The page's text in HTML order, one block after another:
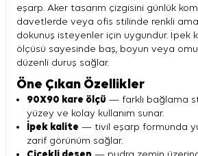
eşarp. Aker tasarım çizgisini günlük
davetlerde veya ofis stilinde renkli
dokunuş isteyenler için uygundur. İpek
ölçüsü sayesinde baş, boyun veya
düzenli duruş sağlar.
Öne Çıkan Özellikler
90X90 kare ölçü — farklı bağlama
yüzey ve kolay kullanım sunar.
İpek kalite — tivil eşarp formunda
zarif görünüm sağlar.